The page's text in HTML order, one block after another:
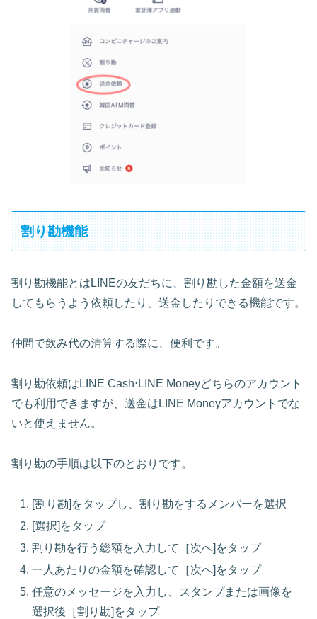
割り勘機能
割り勘機能とはLINEの友だちに、割り勘した金額を送金
してもらうよう依頼したり、送金したりできる機能です。
仲間で飲み代の清算する際に、便利です。
割り勘依頼はLINE Cash⋅LINE Moneyどちらのアカウント
でも利用できますが、送金はLINE Moneyアカウントでな
いと使えません。
割り勘の手順は以下のとおりです。
[割り勘]をタップし、割り勘をするメンバーを選択
[選択]をタップ
割り勘を行う総額を入力して［次へ]をタップ
一人あたりの金額を確認して［次へ]をタップ
任意のメッセージを入力し、スタンプまたは画像を
選択後［割り勘]をタップ